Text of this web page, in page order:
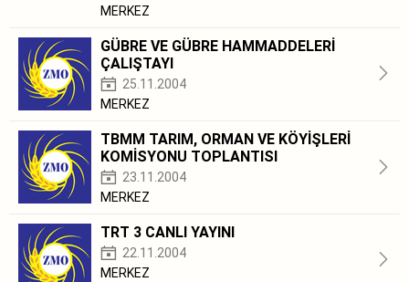
MERKEZ
GÜBRE VE GÜBRE HAMMADDELERİ
ÇALIŞTAYI
25.11.2004
MERKEZ
TBMM TARIM, ORMAN VE KÖYİŞLERİ
KOMİSYONU TOPLANTISI
23.11.2004
MERKEZ
TRT 3 CANLI YAYINI
22.11.2004
MERKEZ